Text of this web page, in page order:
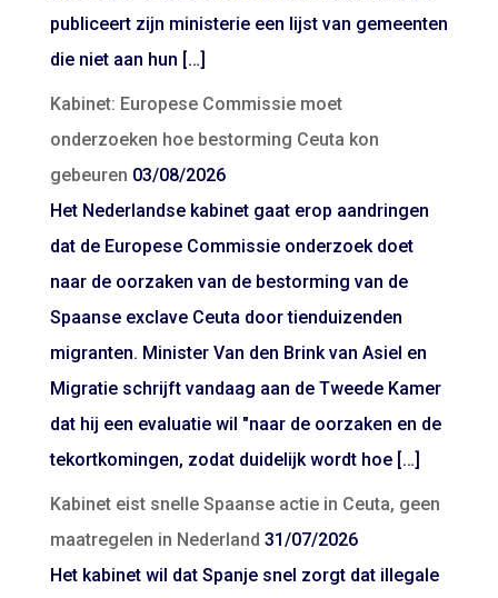
publiceert zijn ministerie een lijst van gemeenten
die niet aan hun […]
Kabinet: Europese Commissie moet
onderzoeken hoe bestorming Ceuta kon
gebeuren 03/08/2026
Het Nederlandse kabinet gaat erop aandringen
dat de Europese Commissie onderzoek doet
naar de oorzaken van de bestorming van de
Spaanse exclave Ceuta door tienduizenden
migranten. Minister Van den Brink van Asiel en
Migratie schrijft vandaag aan de Tweede Kamer
dat hij een evaluatie wil "naar de oorzaken en de
tekortkomingen, zodat duidelijk wordt hoe […]
Kabinet eist snelle Spaanse actie in Ceuta, geen
maatregelen in Nederland 31/07/2026
Het kabinet wil dat Spanje snel zorgt dat illegale